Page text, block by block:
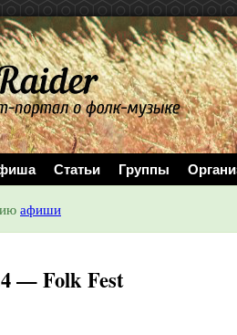
Статьи Группы
афиши
— Folk Fest